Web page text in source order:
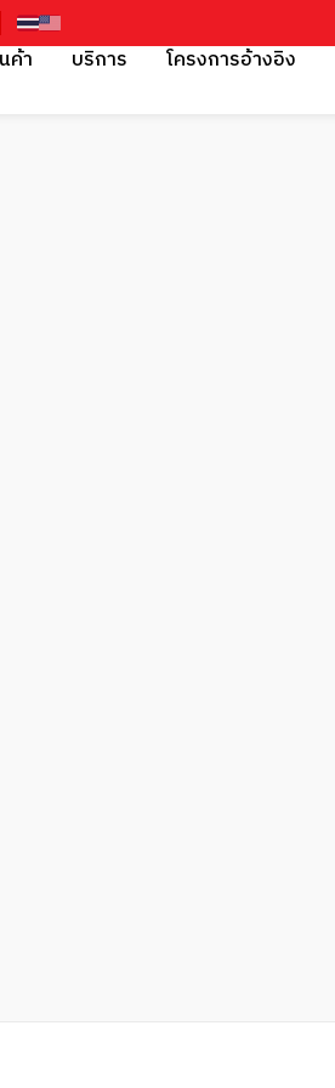
ค้า บริการ โครงการอ้างอิง